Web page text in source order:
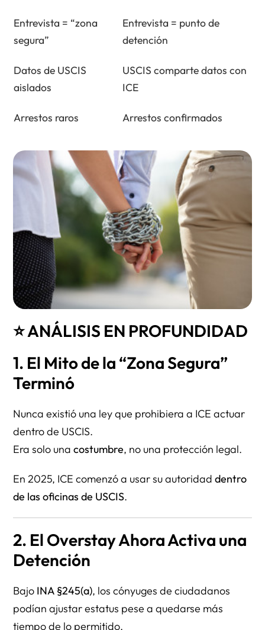
Entrevista = “zona
segura”
Entrevista = punto de
detención
Datos de USCIS
aislados
USCIS comparte datos con
ICE
Arrestos raros Arrestos confirmados
⭐ ANÁLISIS EN PROFUNDIDAD
1. El Mito de la “Zona Segura”
Terminó
Nunca existió una ley que prohibiera a ICE actuar
dentro de USCIS.
Era solo unacostumbre, no una protección legal.
En 2025, ICE comenzó a usar su autoridaddentro
de las oficinas de USCIS.
2. El Overstay Ahora Activa una
Detención
Bajo INA §245(a), los cónyuges de ciudadanos
podían ajustar estatus pese a quedarse más
tiempo de lo permitido.